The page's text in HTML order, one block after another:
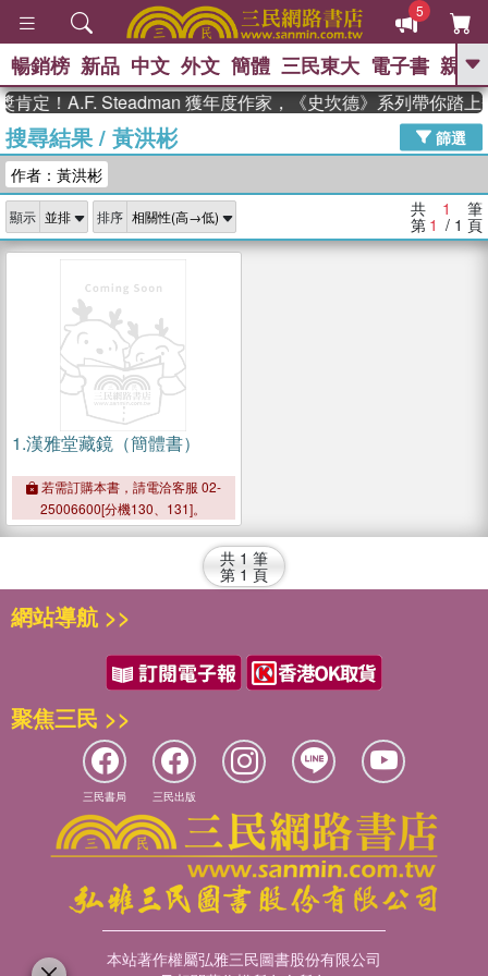
5
GO
高希均教授回憶錄
、 The Odyssey 、 父親節 、 如果歷
獎 臺灣漫遊錄 、 方念華 、 台灣的李
登輝時代
數學女孩：黎曼猜想 、
偉大的迷走神經
暢銷榜 新品 中文 外文 簡體 三民東大 電子書 親子
肯定！A.F. Steadman 獲年度作家，《史坎德》系列帶你踏上
搜尋結果/ 黃洪彬
篩選
作者：黃洪彬
顯示 排序 共 1 筆
第 1 / 1 頁
1.漢雅堂藏鏡（簡體書）
若需訂購本書，請電洽客服 02-
25006600[分機130、131]。
共 1 筆
第 1 頁
網站導航 >>
聚焦三民 >>
三民書局 三民出版
本站著作權屬弘雅三民圖書股份有限公司